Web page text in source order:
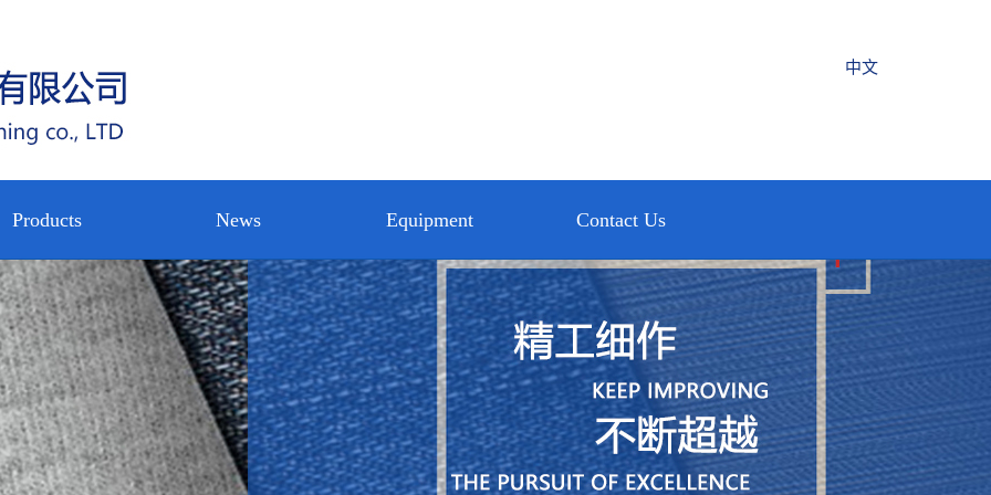
中文
Products
jet
loomknitted
shirt
rolling
woven
woven
News
行业新闻
技术中心
Equipment
设备展示
公司内景
Contact Us